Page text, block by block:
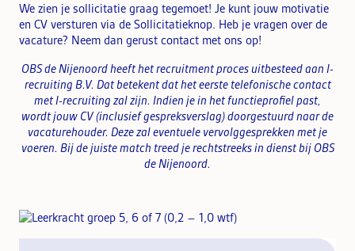
We zien je sollicitatie graag tegemoet! Je kunt jouw motivatie
en CV versturen via de Sollicitatieknop. Heb je vragen over de
vacature? Neem dan gerust contact met ons op!
OBS de Nijenoord heeft het recruitment proces uitbesteed aan I-
recruiting B.V. Dat betekent dat het eerste telefonische contact
met I-recruiting zal zijn. Indien je in het functieprofiel past,
wordt jouw CV (inclusief gespreksverslag) doorgestuurd naar de
vacaturehouder. Deze zal eventuele vervolggesprekken met je
voeren. Bij de juiste match treed je rechtstreeks in dienst bij OBS
de Nijenoord.